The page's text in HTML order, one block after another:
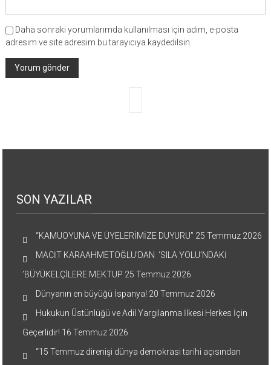
Daha sonraki yorumlarımda kullanılması için adım, e-posta
adresim ve site adresim bu tarayıcıya kaydedilsin.
SON YAZILAR
“KAMUOYUNA VE ÜYELERİMİZE DUYURU” 25 Temmuz 2026
MACİT KARAAHMETOĞLU’DAN ‘SILA YOLU’NDAKİ
’BÜYÜKELÇİLERE MEKTUP 25 Temmuz 2026
Dünyanın en büyüğü İspanya! 20 Temmuz 2026
Hukukun Üstünlüğü ve Adil Yargılanma İlkesi Herkes İçin
Geçerlidir! 16 Temmuz 2026
“15 Temmuz direnişi dünya demokrasi tarihi açısından